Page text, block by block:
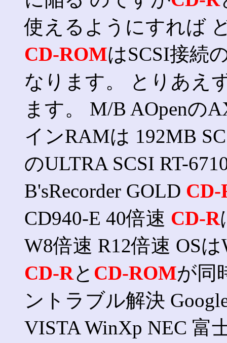
使えるようにすれば
CD-ROMはSCSI接続
なります。 とりあえ
ます。 M/B AOpenの
インRAMは 192MB
のULTRA SCSI RT-
B'sRecorder GOLD
CD940-E 40倍速 CD-R
W8倍速 R12倍速 OS
CD-Rと CD-ROMが同
ントラブル解決
VISTA WinXp NEC 富